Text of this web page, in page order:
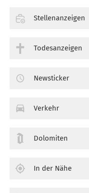
Stellenanzeigen
Todesanzeigen
Newsticker
Verkehr
Dolomiten
In der Nähe